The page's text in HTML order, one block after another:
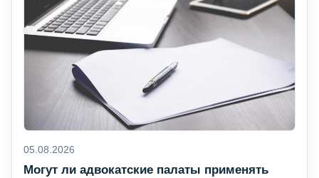
05.08.2026
Могут ли адвокатские палаты применять